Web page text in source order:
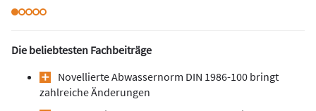
Die beliebtesten Fachbeiträge
Novellierte Abwassernorm DIN 1986-100 bringt
zahlreiche Änderungen